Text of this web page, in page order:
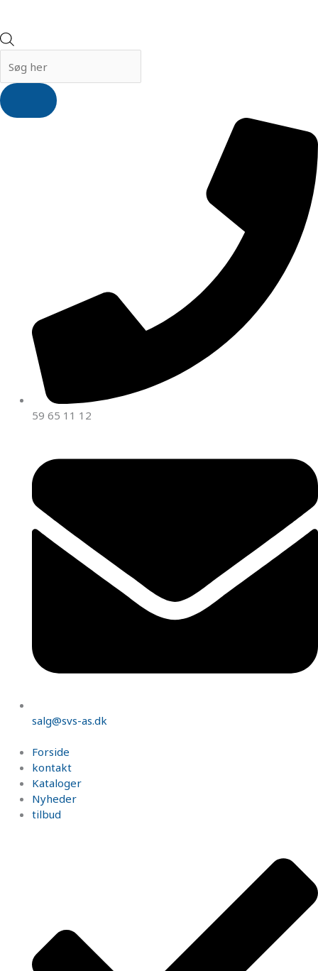
59 65 11 12
salg@svs-as.dk
Forside
kontakt
Kataloger
Nyheder
tilbud